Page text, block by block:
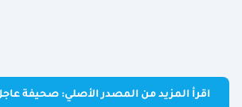
اقرأ المزيد من المصدر الأصلي: صحيفة